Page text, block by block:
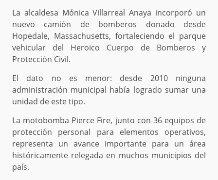
La alcaldesa Mónica Villarreal Anaya incorporó un
nuevo camión de bomberos donado desde
Hopedale, Massachusetts, fortaleciendo el parque
vehicular del Heroico Cuerpo de Bomberos y
Protección Civil.
El dato no es menor: desde 2010 ninguna
administración municipal había logrado sumar una
unidad de este tipo.
La motobomba Pierce Fire, junto con 36 equipos de
protección personal para elementos operativos,
representa un avance importante para un área
históricamente relegada en muchos municipios del
país.